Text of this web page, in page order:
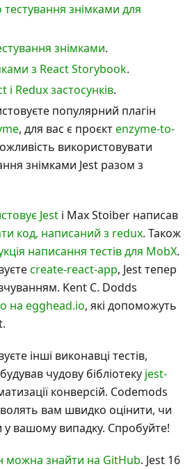
знімками для
знімками.
з React Storybook.
і Redux застосунків.
популярний плагін
, для вас є проєктenzyme-to-
використовувати
знімками Jest разом з
Jest і Max Stoiber написав
код, написаний з redux. Також
написання тестів для MobX.
create-react-app, Jest тепер
Kent C. Dodds
на egghead.io, які допоможуть
інші виконавці тестів,
чудову бібліотеку jest-
конверсій. Codemods
вам швидко оцінити, чи
у вашому випадку. Спробуйте!
можна знайти на GitHub. Jest 16